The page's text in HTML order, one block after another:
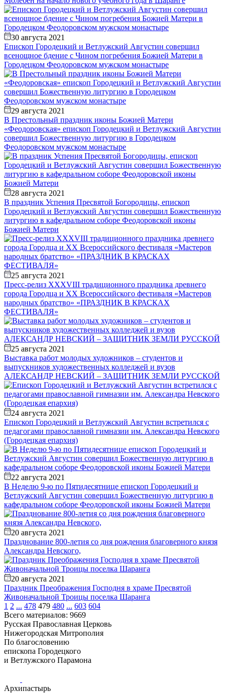
30 августа 2021
Епископ Городецкий и Ветлужский Августин совершил
всенощное бдение с Чином погребения Божией Матери в
Городецком Феодоровском мужском монастыре
29 августа 2021
В Престольный праздник иконы Божией Матери
«Феодоровская» епископ Городецкий и Ветлужский Августин
совершил Божественную литургию в Городецком
Феодоровском мужском монастыре
28 августа 2021
В праздник Успения Пресвятой Богородицы, епископ
Городецкий и Ветлужский Августин совершил Божественную
литургию в кафедральном соборе Феодоровской иконы
Божией Матери
25 августа 2021
Пресс-релиз XXXVIII традиционного праздника древнего
города Городца и XX Всероссийского фестиваля «Мастеров
народных братство» «ПРАЗДНИК В КРАСКАХ
ФЕСТИВАЛЯ»
25 августа 2021
Выставка работ молодых художников – студентов и
выпускников художественных колледжей и вузов
АЛЕКСАНДР НЕВСКИЙ – ЗАЩИТНИК ЗЕМЛИ РУССКОЙ
24 августа 2021
Епископ Городецкий и Ветлужский Августин встретился с
педагогами православной гимназии им. Александра Невского
(Городецкая епархия)
22 августа 2021
В Неделю 9-ю по Пятидесятнице епископ Городецкий и
Ветлужский Августин совершил Божественную литургию в
кафедральном соборе Феодоровской иконы Божией Матери
20 августа 2021
Празднование 800-летия со дня рождения благоверного князя
Александра Невского,
20 августа 2021
Праздник Преображения Господня в храме Пресвятой
Живоначальной Троицы поселка Шаранга
1 2 ... 478 479 480 ... 603 604
Всего материалов: 9669
Русская Православная Церковь
Нижегородская Митрополия
По благословению
епископа Городецкого
и Ветлужского Парамона
Архипастырь